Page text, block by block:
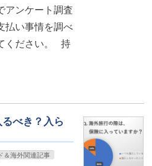
アンケート調査
払い事情を調べ
ください。 持
べき？入ら
＆海外関連記事